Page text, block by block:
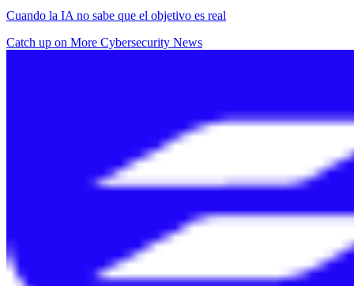
Cuando la IA no sabe que el objetivo es real
Catch up on More Cybersecurity News